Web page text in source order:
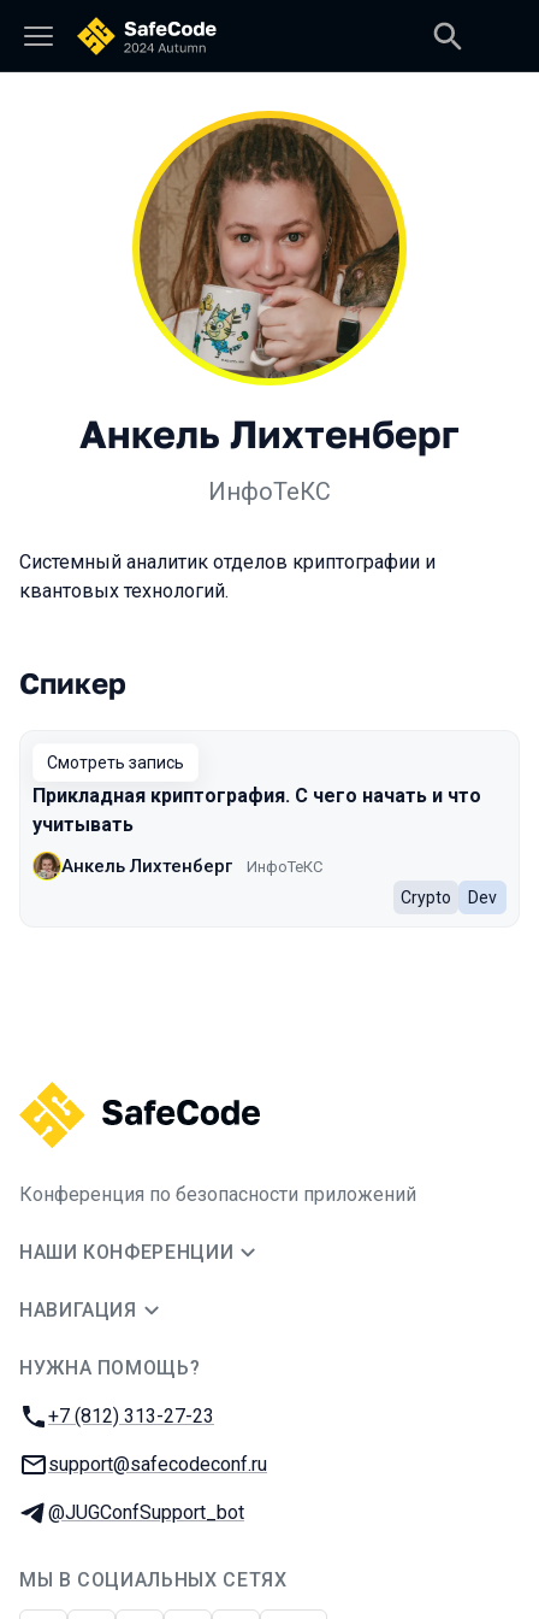
Анкель Лихтенберг
ИнфоТеКС
Системный аналитик отделов криптографии и
квантовых технологий.
Выступления в сезоне 2024 Autumn
Спикер
Смотреть запись
Прикладная криптография. С чего начать и что
учитывать
Анкель Лихтенберг ИнфоТеКС
Crypto Dev
Конференция по безопасности приложений
НАШИ КОНФЕРЕНЦИИ
НАВИГАЦИЯ
НУЖНА ПОМОЩЬ?
Телефон:
+7 (812) 313-27-23
E-mail:
support@safecodeconf.ru
Телеграм:
@JUGConfSupport_bot
МЫ В СОЦИАЛЬНЫХ СЕТЯХ